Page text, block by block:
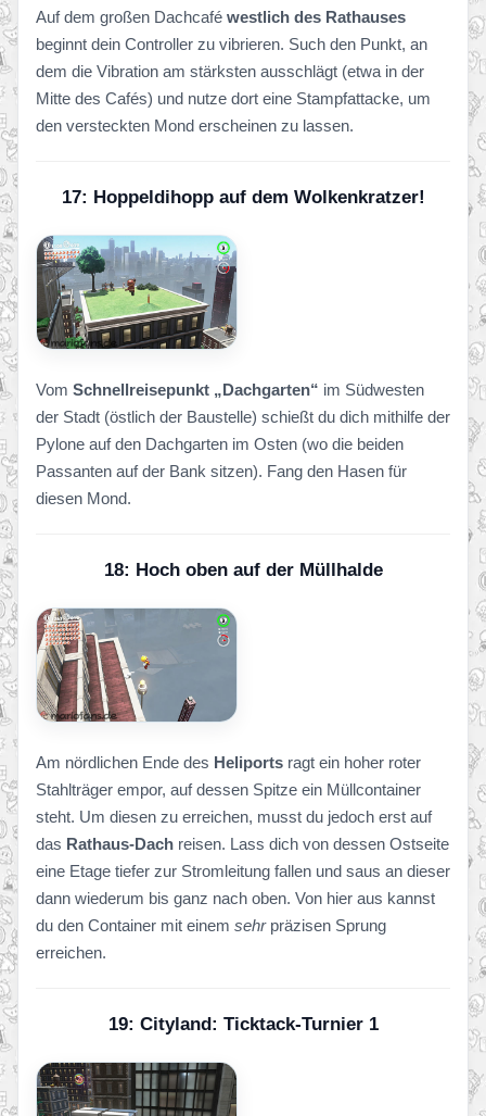
Auf dem großen Dachcafé westlich des Rathauses
beginnt dein Controller zu vibrieren. Such den Punkt, an
dem die Vibration am stärksten ausschlägt (etwa in der
Mitte des Cafés) und nutze dort eine Stampfattacke, um
den versteckten Mond erscheinen zu lassen.
17: Hoppeldihopp auf dem Wolkenkratzer!
Vom Schnellreisepunkt „Dachgarten“ im Südwesten
der Stadt (östlich der Baustelle) schießt du dich mithilfe der
Pylone auf den Dachgarten im Osten (wo die beiden
Passanten auf der Bank sitzen). Fang den Hasen für
diesen Mond.
18: Hoch oben auf der Müllhalde
Am nördlichen Ende des Heliports ragt ein hoher roter
Stahlträger empor, auf dessen Spitze ein Müllcontainer
steht. Um diesen zu erreichen, musst du jedoch erst auf
das Rathaus-Dach reisen. Lass dich von dessen Ostseite
eine Etage tiefer zur Stromleitung fallen und saus an dieser
dann wiederum bis ganz nach oben. Von hier aus kannst
du den Container mit einem sehrpräzisen Sprung
erreichen.
19: Cityland: Ticktack-Turnier 1